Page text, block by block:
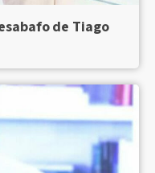
de Tiago